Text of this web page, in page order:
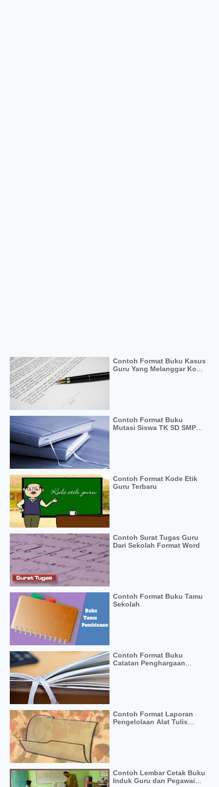
Contoh Format Buku Kasus
Guru Yang Melanggar Kode
Contoh Format Buku
Mutasi Siswa TK SD SMP
Contoh Format Kode Etik
Guru Terbaru
Contoh Surat Tugas Guru
Dari Sekolah Format Word
Contoh Format Buku Tamu
Sekolah
Contoh Format Buku
Catatan Penghargaan
Contoh Format Laporan
Pengelolaan Alat Tulis
Contoh Lembar Cetak Buku
Induk Guru dan Pegawai